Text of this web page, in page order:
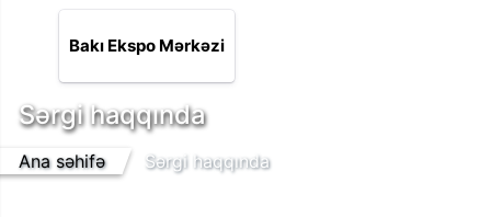
Bakı Ekspo Mərkəzi
Sərgi haqqında
Ana səhifə Sərgi haqqında